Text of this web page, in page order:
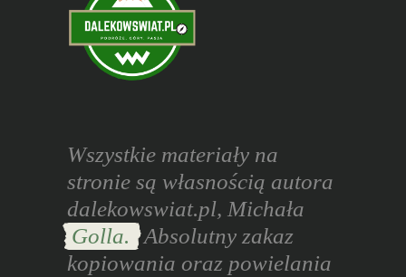
Wszystkie materiały na
stronie są własnością autora
dalekowswiat.pl, Michała
Golla. Absolutny zakaz
kopiowania oraz powielania